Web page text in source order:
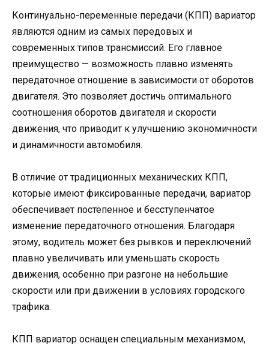
Континуально-переменные передачи (КПП) вариатор
являются одним из самых передовых и
современных типов трансмиссий. Его главное
преимущество — возможность плавно изменять
передаточное отношение в зависимости от оборотов
двигателя. Это позволяет достичь оптимального
соотношения оборотов двигателя и скорости
движения, что приводит к улучшению экономичности
и динамичности автомобиля.
В отличие от традиционных механических КПП,
которые имеют фиксированные передачи, вариатор
обеспечивает постепенное и бесступенчатое
изменение передаточного отношения. Благодаря
этому, водитель может без рывков и переключений
плавно увеличивать или уменьшать скорость
движения, особенно при разгоне на небольшие
скорости или при движении в условиях городского
трафика.
КПП вариатор оснащен специальным механизмом,